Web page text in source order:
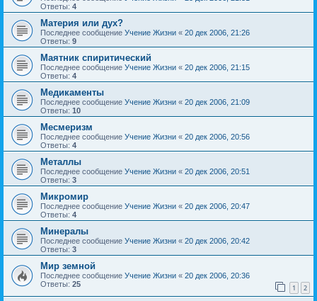
Ответы: 4
Материя или дух?
Последнее сообщение Учение Жизни « 20 дек 2006, 21:26
Ответы: 9
Маятник спиритический
Последнее сообщение Учение Жизни « 20 дек 2006, 21:15
Ответы: 4
Медикаменты
Последнее сообщение Учение Жизни « 20 дек 2006, 21:09
Ответы: 10
Месмеризм
Последнее сообщение Учение Жизни « 20 дек 2006, 20:56
Ответы: 4
Металлы
Последнее сообщение Учение Жизни « 20 дек 2006, 20:51
Ответы: 3
Микромир
Последнее сообщение Учение Жизни « 20 дек 2006, 20:47
Ответы: 4
Минералы
Последнее сообщение Учение Жизни « 20 дек 2006, 20:42
Ответы: 3
Мир земной
Последнее сообщение Учение Жизни « 20 дек 2006, 20:36
Ответы: 25 1 2